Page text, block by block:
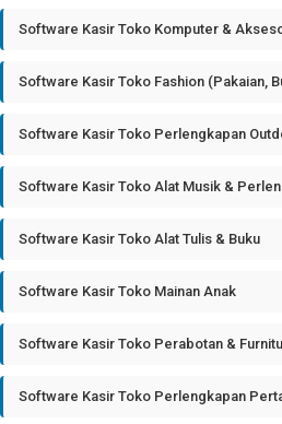
Software Kasir Toko Komputer &
Software Kasir Toko Fashion (Pakaian,
Software Kasir Toko Perlengkapan
Software Kasir Toko Alat Musik &
Software Kasir Toko Alat Tulis & Buku
Software Kasir Toko Mainan Anak
Software Kasir Toko Perabotan &
Software Kasir Toko Perlengkapan